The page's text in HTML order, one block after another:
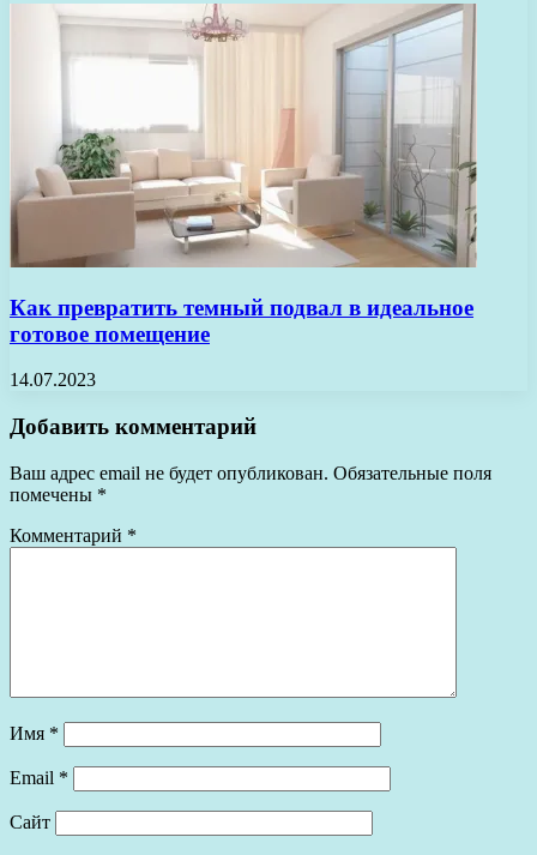
Как превратить темный подвал в идеальное
готовое помещение
14.07.2023
Добавить комментарий
Ваш адрес email не будет опубликован. Обязательные поля
помечены *
Комментарий *
Имя *
Email *
Сайт